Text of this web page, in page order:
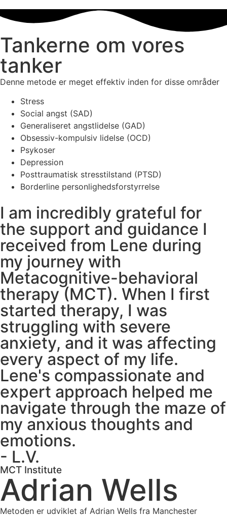
Tankerne om vores
tanker
Denne metode er meget effektiv inden for disse områder
Stress
Social angst (SAD)
Generaliseret angstlidelse (GAD)
Obsessiv-kompulsiv lidelse (OCD)
Psykoser
Depression
Posttraumatisk stresstilstand (PTSD)
Borderline personlighedsforstyrrelse
I am incredibly grateful for
the support and guidance I
received from Lene during
my journey with
Metacognitive-behavioral
therapy (MCT). When I first
started therapy, I was
struggling with severe
anxiety, and it was affecting
every aspect of my life.
Lene's compassionate and
expert approach helped me
navigate through the maze of
my anxious thoughts and
emotions.
- L.V.
MCT Institute
Adrian Wells
Metoden er udviklet af Adrian Wells fra Manchester